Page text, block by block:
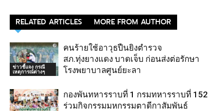
RELATED ARTICLES MORE FROM AUTHOR
ข่าวชี้แจง กรณี
เหตุการณ์ต่างๆ
คนร้ายใช้อาวุธปืนยิงตำรวจ
สภ.ทุ่งยางแดง บาดเจ็บ ก่อนส่งต่อรักษา
โรงพยาบาลศูนย์ยะลา
กองพันทหารราบที่ 1 กรมทหารราบที่ 152
ร่วมกิจกรรมมหกรรมตาดีกาสัมพันธ์